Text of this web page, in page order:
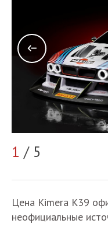
1 / 5
Цена Kimera K39
неофициальные